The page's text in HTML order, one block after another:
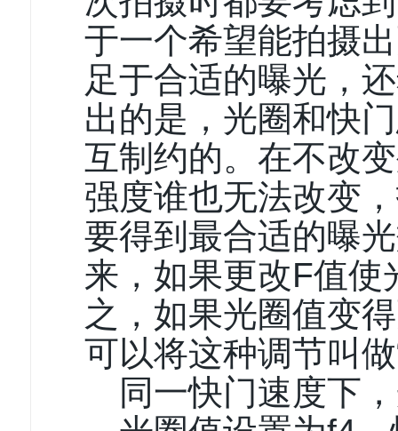
于一个希望能拍摄
足于合适的曝光，
出的是，光圈和快
互制约的。在不改
强度谁也无法改变
要得到最合适的曝
来，如果更改F值使
之，如果光圈值变
可以将这种调节叫做
同一快门速度下